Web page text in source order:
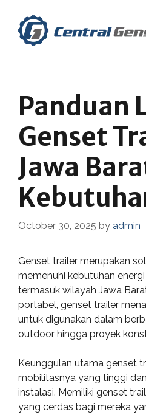
content
Panduan
Genset
Jawa
October 30, 2025 by admin
Genset trailer merupakan
memenuhi kebutuhan
termasuk wilayah Jawa
portabel, genset trailer
untuk digunakan dalam
outdoor hingga proyek
Keunggulan utama genset
mobilitasnya yang tinggi
instalasi. Memiliki genset
yang cerdas bagi mereka